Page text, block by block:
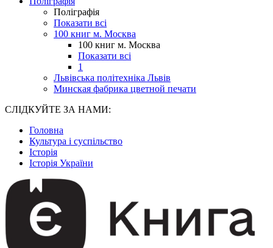
Поліграфія
Показати всі
100 книг м. Москва
100 книг м. Москва
Показати всі
1
Львівська політехніка Львів
Минская фабрика цветной печати
СЛІДКУЙТЕ ЗА НАМИ:
Головна
Культура і суспільство
Історія
Історія України